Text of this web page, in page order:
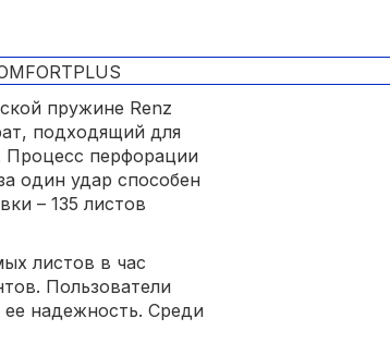
пружине Renz
подходящий для
Процесс перфорации
один удар способен
– 135 листов
листов в час
Пользователи
надежность. Среди